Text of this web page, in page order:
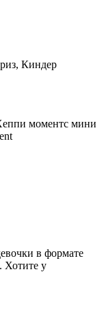
Киндер
моментс мини
в формате
Хотите у